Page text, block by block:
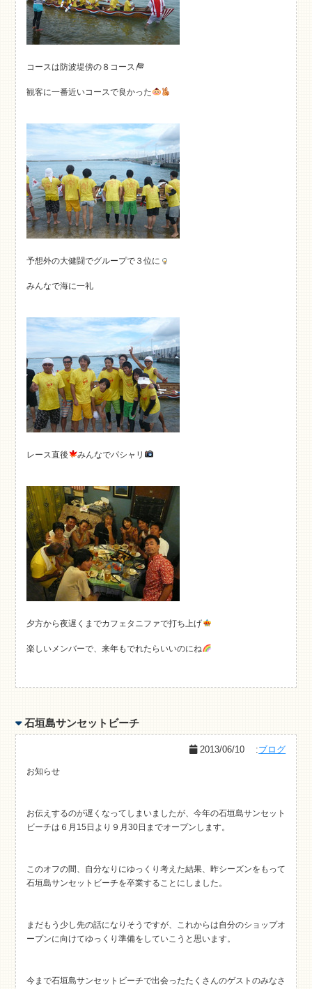
コースは防波堤傍の８コース
観客に一番近いコースで良かった
予想外の大健闘でグループで３位に
みんなで海に一礼
レース直後 みんなでパシャリ
夕方から夜遅くまでカフェタニファで打ち上げ
楽しいメンバーで、来年もでれたらいいのにね
石垣島サンセットビーチ
2013/06/10 :ブログ
お知らせ
お伝えするのが遅くなってしまいましたが、今年の石垣島サンセット
ビーチは６月15日より９月30日までオープンします。
このオフの間、自分なりにゆっくり考えた結果、昨シーズンをもって
石垣島サンセットビーチを卒業することにしました。
まだもう少し先の話になりそうですが、これからは自分のショップオ
ープンに向けてゆっくり準備をしていこうと思います。
今まで石垣島サンセットビーチで出会ったたくさんのゲストのみなさ